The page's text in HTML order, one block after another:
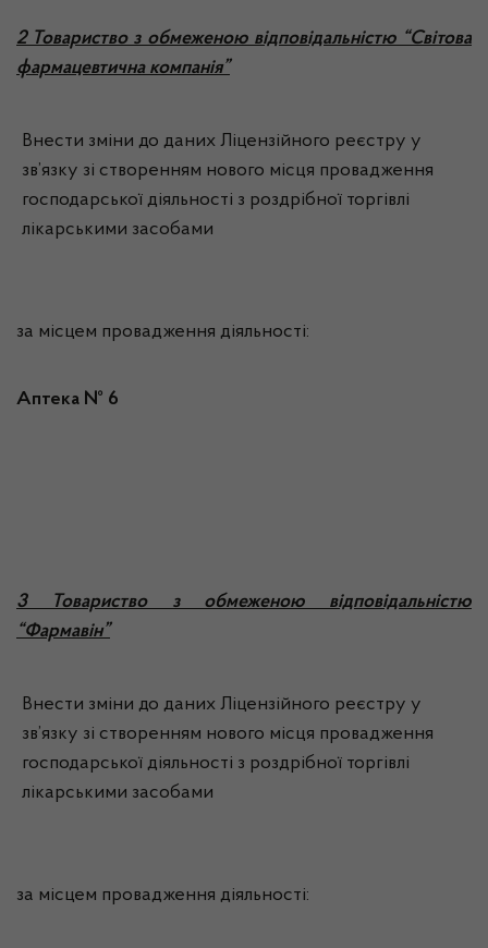
2 Товариство з обмеженою відповідальністю “Світова
фармацевтична компанія”
Внести зміни до даних Ліцензійного реєстру у
зв’язку зі створенням нового місця провадження
господарської діяльності з роздрібної торгівлі
лікарськими засобами
за місцем провадження діяльності:
Аптека № 6
3 Товариство з обмеженою відповідальністю
“Фармавін”
Внести зміни до даних Ліцензійного реєстру у
зв’язку зі створенням нового місця провадження
господарської діяльності з роздрібної торгівлі
лікарськими засобами
за місцем провадження діяльності: